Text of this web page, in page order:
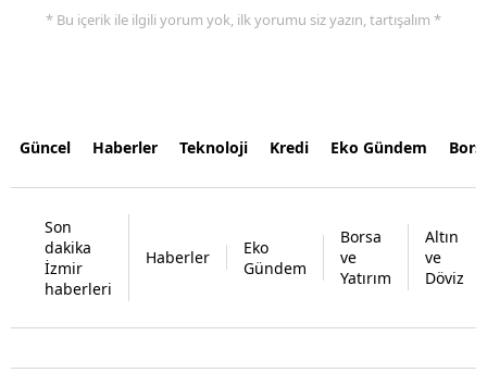
* Bu içerik ile ilgili yorum yok, ilk yorumu siz yazın, tartışalım *
Güncel Haberler Teknoloji Kredi Eko Gündem
Son
dakika
İzmir
haberleri
Haberler
Eko
Gündem
Borsa
ve
Yatırım
Altın
ve
Döviz